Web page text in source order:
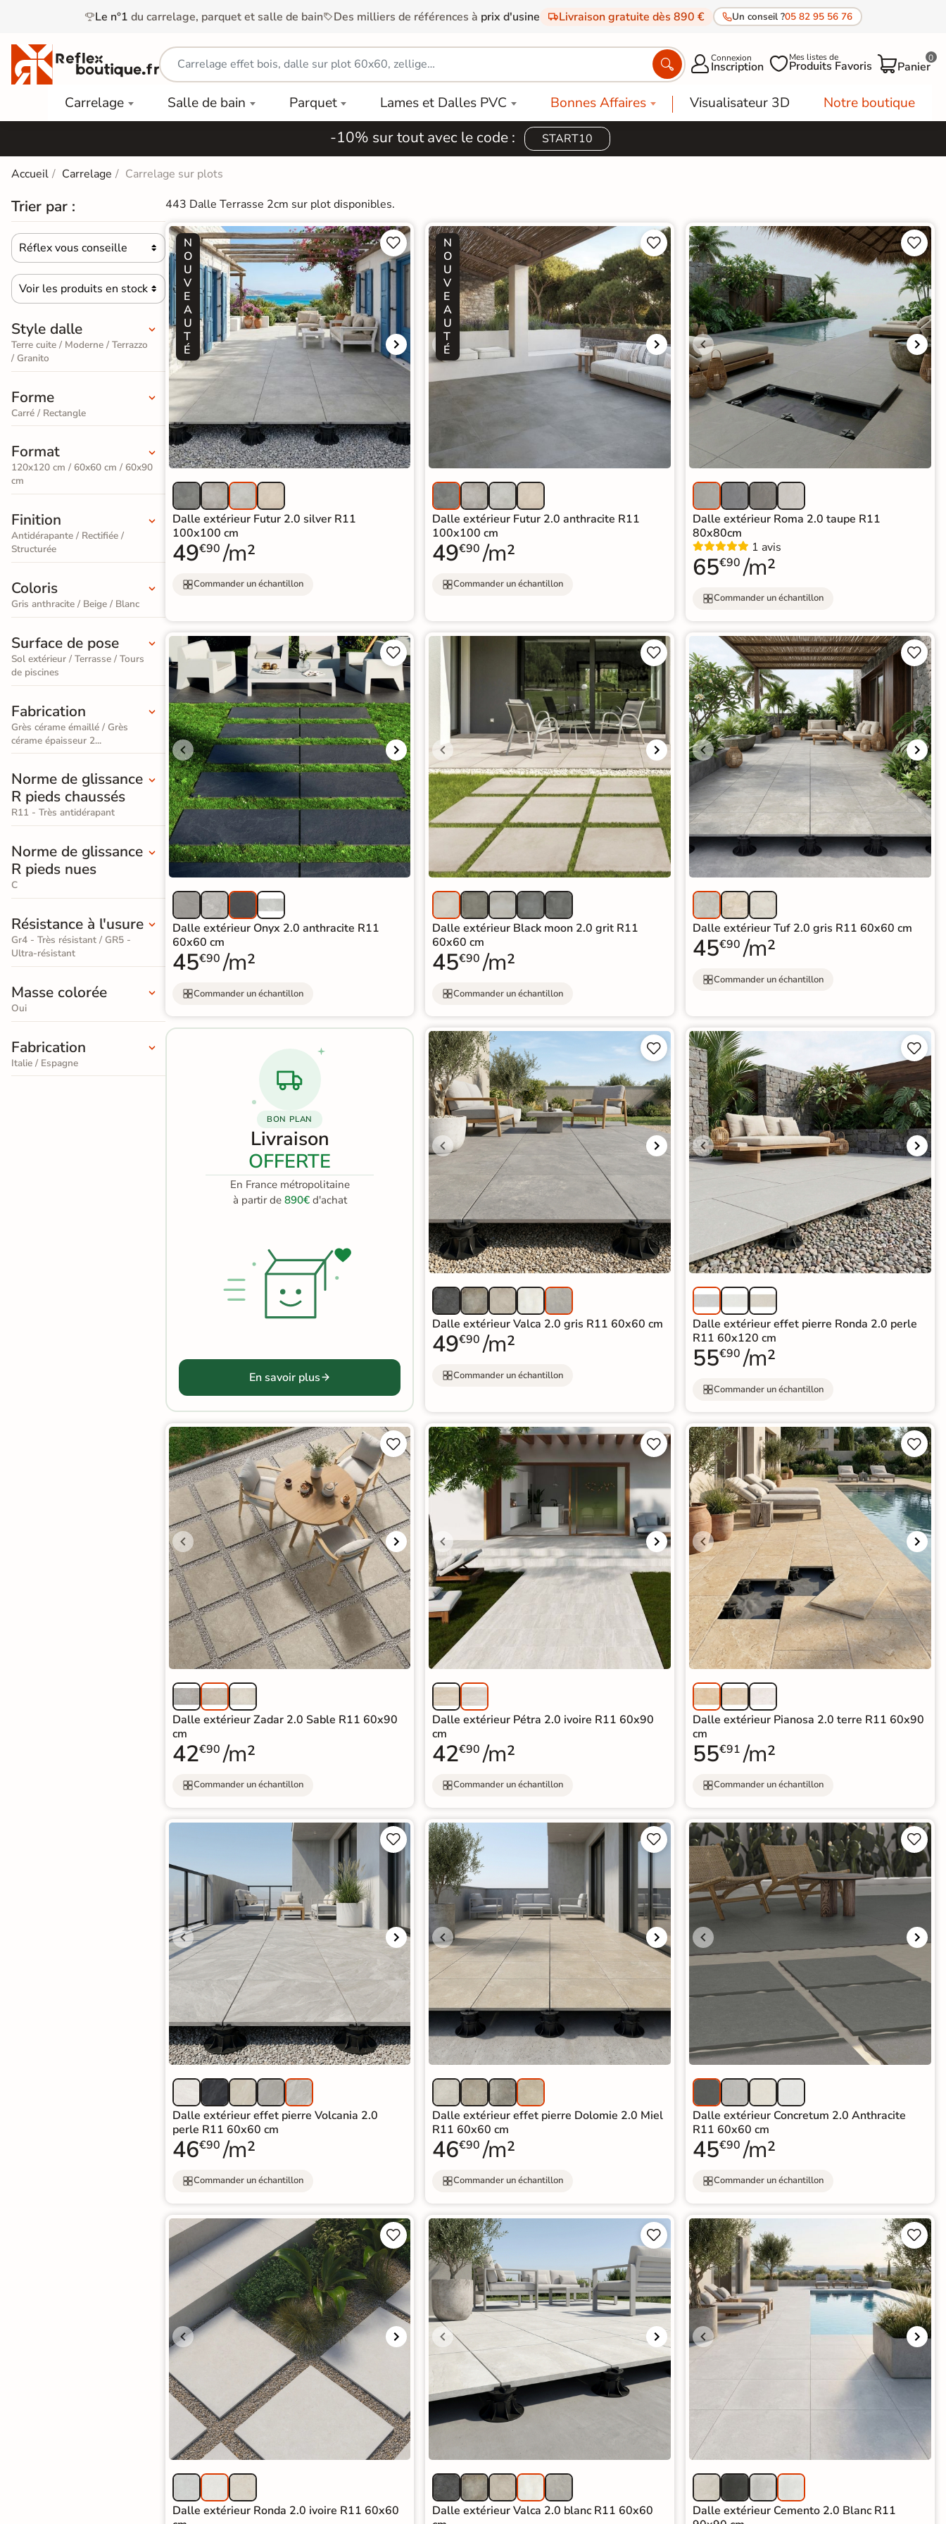
Le n°1 du carrelage, parquet et salle de bain Des milliers de références à prix d'usine Livraison gratuite dès 890 € Un conseil ?05 82 95 56 76
 Connexion
Inscription Mes listes de
Produits Favoris Panier
0
Carrelage
Carrelage
Extérieur
Dalle
Sur Plot
Carrelage
Salle de
Bain
Colle &
Finition
Par
Pièces
Par
Format
Par
Promos &
Destockage
PAR
EFFET
de
ciment
Terrazzo
/ Granito
imitation
travertin
Carrelage
imitation
parquet
Carrelage
effet
marbre
Carrelage
effet
naturelle
effet
béton
Salle de bain
Douche
et Balnéos
WC
Carrelage
Salle de
Bain
Meuble
Meuble de
Vasque et
lavabo
Mitigeur de
lavabo et
vasque
Miroir
salle de
bain
Accessoires
SIMULATEUR 3D
avant
d'acheter
de carrelage en 3D pour
afficher nos produits
en
réel
références
et gratuit
Tester le
Parquet
Contrecollé
PAR
COULEUR
Stratifié
Bois
clair
Stratifié
Bois
naturel
Stratifié
Bois
gris
Stratifié
foncé
Stratifié
standard
Stratifié
Lame
large
XXL
Stratifié
Spécial
Salle de
Bain
Lames et Dalles PVC
TYPE
PVC
Dalles
PVC
Lames
bâton
rompu
PAR
COULEUR
Sol
PVC
Sol
PVC
Gris
Sol
Foncé
Accessoires pour la pose de sols souples
Bonnes Affaires
de
de Bains
en
Visualisateur 3D Notre boutique
-10% sur tout avec le code : START10
Accueil Carrelage Carrelage sur plots
Trier par :
Réflex vous conseille 
Voir les produits en stock 
Style dalle
Terre cuite / Moderne / Terrazzo
/ Granito
Forme
Carré / Rectangle
Format
120x120 cm / 60x60 cm / 60x90
cm
Finition
Antidérapante / Rectifiée /
Structurée
Coloris
Gris anthracite / Beige / Blanc
Surface de pose
Sol extérieur / Terrasse / Tours
de piscines
Fabrication
Grès cérame émaillé / Grès
cérame épaisseur 2...
Norme de glissance
R pieds chaussés
R11 - Très antidérapant
Norme de glissance
R pieds nues
C
Résistance à l'usure
Gr4 - Très résistant / GR5 -
Ultra-résistant
Masse colorée
Oui
Fabrication
Italie / Espagne
443 Dalle Terrasse 2cm sur plot disponibles.
N
O
U
V
E
A
U
T
É


Dalle extérieur Futur 2.0 silver R11
100x100 cm
49€90 /m²
Commander un échantillon
N
O
U
V
E
A
U
T
É


Dalle extérieur Futur 2.0 anthracite R11
100x100 cm
49€90 /m²
Commander un échantillon


Dalle extérieur Roma 2.0 taupe R11
80x80cm
1 avis
65€90 /m²
Commander un échantillon


Dalle extérieur Onyx 2.0 anthracite R11
60x60 cm
45€90 /m²
Commander un échantillon


Dalle extérieur Black moon 2.0 grit R11
60x60 cm
45€90 /m²
Commander un échantillon


Dalle extérieur Tuf 2.0 gris R11 60x60 cm
45€90 /m²
Commander un échantillon
BON PLAN
Livraison
OFFERTE
En France métropolitaine
à partir de 890€d'achat
En savoir plus


Dalle extérieur Valca 2.0 gris R11 60x60 cm
49€90 /m²
Commander un échantillon


Dalle extérieur effet pierre Ronda 2.0 perle
R11 60x120 cm
55€90 /m²
Commander un échantillon


Dalle extérieur Zadar 2.0 Sable R11 60x90
cm
42€90 /m²
Commander un échantillon


Dalle extérieur Pétra 2.0 ivoire R11 60x90
cm
42€90 /m²
Commander un échantillon


Dalle extérieur Pianosa 2.0 terre R11 60x90
cm
55€91 /m²
Commander un échantillon


Dalle extérieur effet pierre Volcania 2.0
perle R11 60x60 cm
46€90 /m²
Commander un échantillon


Dalle extérieur effet pierre Dolomie 2.0 Miel
R11 60x60 cm
46€90 /m²
Commander un échantillon


Dalle extérieur Concretum 2.0 Anthracite
R11 60x60 cm
45€90 /m²
Commander un échantillon


Dalle extérieur Ronda 2.0 ivoire R11 60x60


Dalle extérieur Valca 2.0 blanc R11 60x60


Dalle extérieur Cemento 2.0 Blanc R11